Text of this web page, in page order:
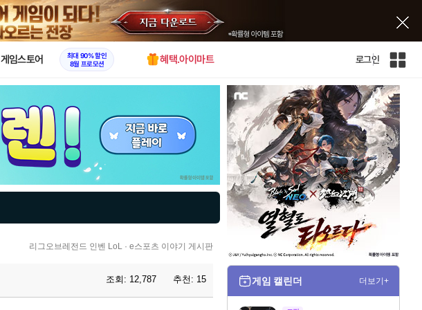
X
게임스토어
최대 90% 할인
8월 프로모션
혜택.아이마트 로그인
인
전
체
사
이
트
리그오브레전드 인벤 LoL · e스포츠 이야기 게시판
조회: 12,787 추천: 15 게임 캘린더 더보기+